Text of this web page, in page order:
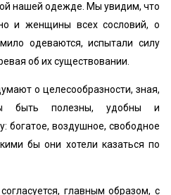
нашей одежде. Мы увидим, что
и женщины всех сословий, о
одеваются, испытали силу
об их существовании.
о целесообразности, зная,
быть полезны, удобны и
богатое, воздушное, свободное
бы они хотели казаться по
главным образом, с